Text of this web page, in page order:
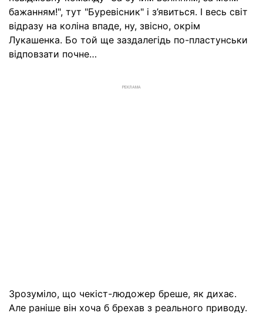
бажанням!", тут "Буревісник" і з’явиться. І весь світ
відразу на коліна впаде, ну, звісно, окрім
Лукашенка. Бо той ще заздалегідь по-пластунськи
відповзати почне…
РЕКЛАМА
Зрозуміло, що чекіст-людожер бреше, як дихає.
Але раніше він хоча б брехав з реального приводу.